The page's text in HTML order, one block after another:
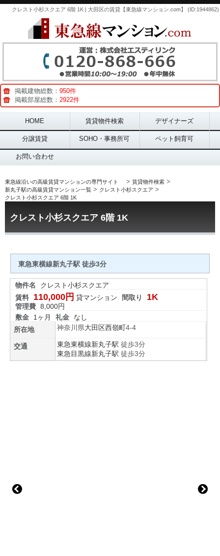
クレスト小杉スクエア 6階 1K | 大田区の賃貸【東急線マンション.com】 (ID:1944862)
掲載建物総数： 950件
掲載部屋総数： 2922件
Main menu
HOME 賃貸物件検索 デザイナーズ
分譲賃貸 SOHO・事務所可 ペット飼育可
お問い合わせ
東急線沿いの高級賃貸マンションの専門サイト > 賃貸物件検索 >
新丸子駅の高級賃貸マンション一覧 > クレスト小杉スクエア >
クレスト小杉スクエア 6階 1K
クレスト小杉スクエア 6階 1K
東急東横線新丸子駅 徒歩3分
物件名
クレスト小杉スクエア
賃料
110,000円 貸マンション 間取り 1K
管理費 8,000円
敷金
1ヶ月 礼金
なし
所在地
神奈川県大田区西嶺町4-4
交通 東急東横線新丸子駅 徒歩3分
東急目黒線新丸子駅 徒歩3分